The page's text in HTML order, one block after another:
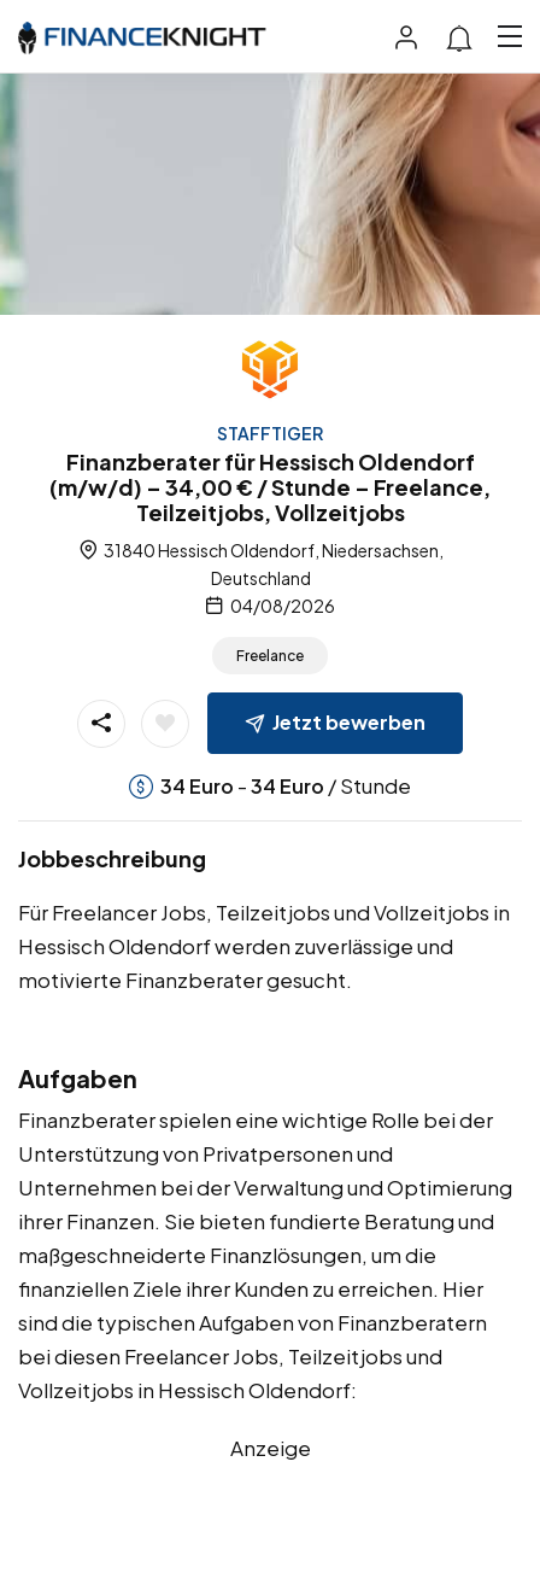
STAFFTIGER
Finanzberater für Hessisch Oldendorf
(m/w/d) – 34,00 € / Stunde – Freelance,
Teilzeitjobs, Vollzeitjobs
31840 Hessisch Oldendorf, Niedersachsen,
Deutschland
04/08/2026
Freelance
Jetzt bewerben
34 Euro -34 Euro / Stunde
Jobbeschreibung
Für Freelancer Jobs, Teilzeitjobs und Vollzeitjobs in
Hessisch Oldendorf werden zuverlässige und
motivierte Finanzberater gesucht.
Aufgaben
Finanzberater spielen eine wichtige Rolle bei der
Unterstützung von Privatpersonen und
Unternehmen bei der Verwaltung und Optimierung
ihrer Finanzen. Sie bieten fundierte Beratung und
maßgeschneiderte Finanzlösungen, um die
finanziellen Ziele ihrer Kunden zu erreichen. Hier
sind die typischen Aufgaben von Finanzberatern
bei diesen Freelancer Jobs, Teilzeitjobs und
Vollzeitjobs in Hessisch Oldendorf:
Anzeige